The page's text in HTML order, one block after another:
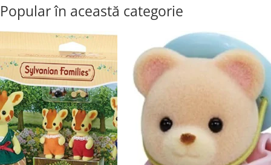
Popular în această categorie